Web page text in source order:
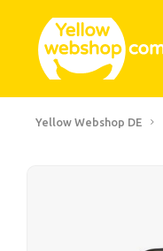
Yellow Webshop DE